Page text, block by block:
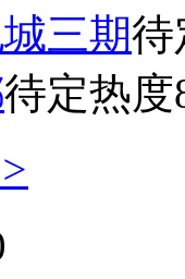
三期待
待定热度